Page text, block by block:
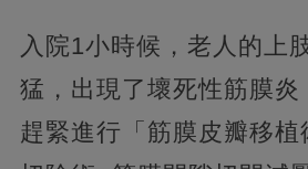
入院1小時候，老人的上
猛，出現了壞死性筋膜炎
趕緊進行「筋膜皮瓣移植